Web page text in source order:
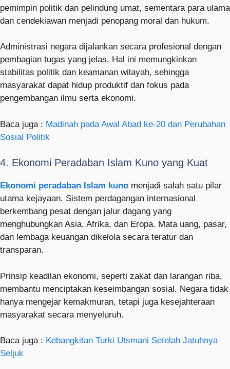
pemimpin politik dan pelindung umat, sementara para ulama
dan cendekiawan menjadi penopang moral dan hukum.
Administrasi negara dijalankan secara profesional dengan
pembagian tugas yang jelas. Hal ini memungkinkan
stabilitas politik dan keamanan wilayah, sehingga
masyarakat dapat hidup produktif dan fokus pada
pengembangan ilmu serta ekonomi.
Baca juga : Madinah pada Awal Abad ke-20 dan Perubahan
Sosial Politik
4. Ekonomi Peradaban Islam Kuno yang Kuat
Ekonomi peradaban Islam kuno menjadi salah satu pilar
utama kejayaan. Sistem perdagangan internasional
berkembang pesat dengan jalur dagang yang
menghubungkan Asia, Afrika, dan Eropa. Mata uang, pasar,
dan lembaga keuangan dikelola secara teratur dan
transparan.
Prinsip keadilan ekonomi, seperti zakat dan larangan riba,
membantu menciptakan keseimbangan sosial. Negara tidak
hanya mengejar kemakmuran, tetapi juga kesejahteraan
masyarakat secara menyeluruh.
Baca juga : Kebangkitan Turki Utsmani Setelah Jatuhnya
Seljuk